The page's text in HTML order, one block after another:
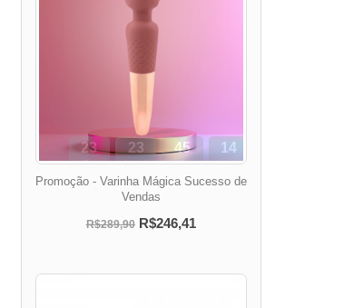
23
dias
23
hora
45
min
13
seg
Promoção - Varinha Mágica Sucesso de
Vendas
R$289,90 R$246,41